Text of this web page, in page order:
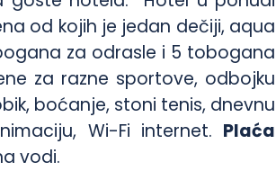
od kojih je jedan dečiji, aqua
za odrasle i 5 tobogana
za razne sportove, odbojku
boćanje, stoni tenis, dnevnu
Wi-Fi internet. Plaća
vodi.